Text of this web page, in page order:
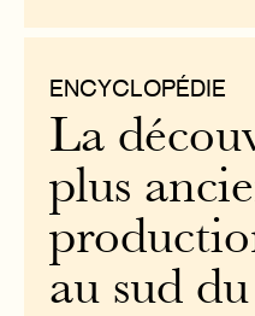
ENCYCLOPÉDIE
La
plus
au sud